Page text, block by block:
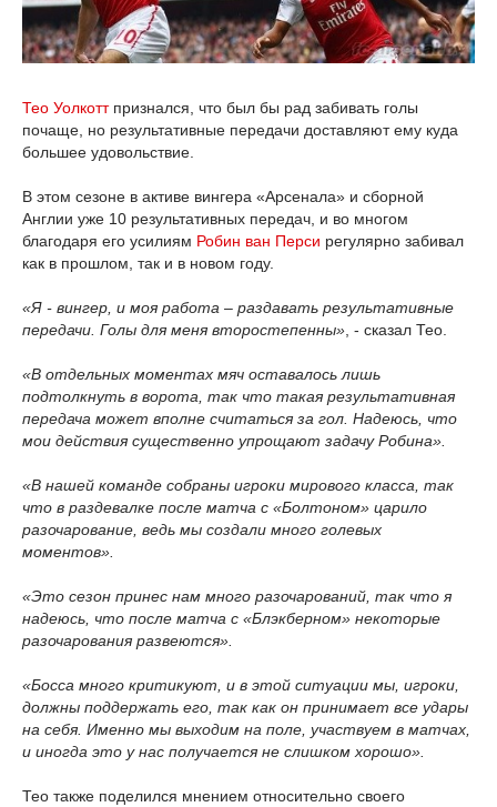
Тео Уолкоттпризнался, что был бы рад забивать голы
почаще, но результативные передачи доставляют ему куда
большее удовольствие.
В этом сезоне в активе вингера «Арсенала» и сборной
Англии уже 10 результативных передач, и во многом
благодаря его усилиям Робин ван Перси регулярно забивал
как в прошлом, так и в новом году.
«Я - вингер, и моя работа – раздавать результативные
передачи. Голы для меня второстепенны», - сказал Тео.
«В отдельных моментах мяч оставалось лишь
подтолкнуть в ворота, так что такая результативная
передача может вполне считаться за гол. Надеюсь, что
мои действия существенно упрощают задачу Робина».
«В нашей команде собраны игроки мирового класса, так
что в раздевалке после матча с «Болтоном» царило
разочарование, ведь мы создали много голевых
моментов».
«Это сезон принес нам много разочарований, так что я
надеюсь, что после матча с «Блэкберном» некоторые
разочарования развеются».
«Босса много критикуют, и в этой ситуации мы, игроки,
должны поддержать его, так как он принимает все удары
на себя. Именно мы выходим на поле, участвуем в матчах,
и иногда это у нас получается не слишком хорошо».
Тео также поделился мнением относительно своего